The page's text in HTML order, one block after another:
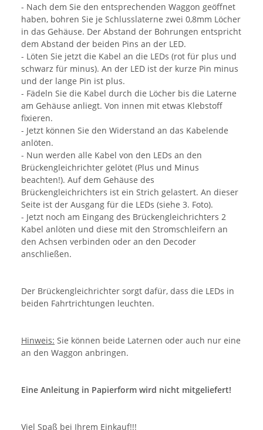
- Nach dem Sie den entsprechenden Waggon geöffnet
haben, bohren Sie je Schlusslaterne zwei 0,8mm Löcher
in das Gehäuse. Der Abstand der Bohrungen entspricht
dem Abstand der beiden Pins an der LED.
- Löten Sie jetzt die Kabel an die LEDs (rot für plus und
schwarz für minus). An der LED ist der kurze Pin minus
und der lange Pin ist plus.
- Fädeln Sie die Kabel durch die Löcher bis die Laterne
am Gehäuse anliegt. Von innen mit etwas Klebstoff
fixieren.
- Jetzt können Sie den Widerstand an das Kabelende
anlöten.
- Nun werden alle Kabel von den LEDs an den
Brückengleichrichter gelötet (Plus und Minus
beachten!). Auf dem Gehäuse des
Brückengleichrichters ist ein Strich gelastert. An dieser
Seite ist der Ausgang für die LEDs (siehe 3. Foto).
- Jetzt noch am Eingang des Brückengleichrichters 2
Kabel anlöten und diese mit den Stromschleifern an
den Achsen verbinden oder an den Decoder
anschließen.
Der Brückengleichrichter sorgt dafür, dass die LEDs in
beiden Fahrtrichtungen leuchten.
Hinweis: Sie können beide Laternen oder auch nur eine
an den Waggon anbringen.
Eine Anleitung in Papierform wird nicht mitgeliefert!
Viel Spaß bei Ihrem Einkauf!!!